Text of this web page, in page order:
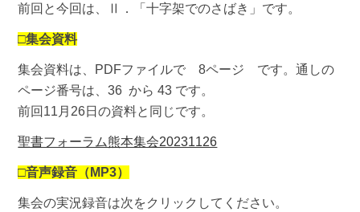
前回と今回は、Ⅱ．「十字架でのさばき」です。
□集会資料
集会資料は、PDFファイルで 8ページ です。通しの
ページ番号は、36 から 43 です。
前回11月26日の資料と同じです。
聖書フォーラム熊本集会20231126
□音声録音（MP3）
集会の実況録音は次をクリックしてください。